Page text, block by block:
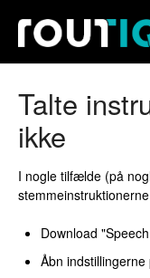
Talte
ikke
I nogle tilfælde (på
Download
Åbn